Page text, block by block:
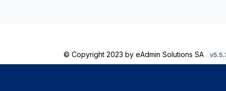
© Copyright 2023 by eAdmin Solutions SA